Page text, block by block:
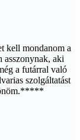
kell mondanom a
asszonynak, aki
a futárral való
szolgáltatást